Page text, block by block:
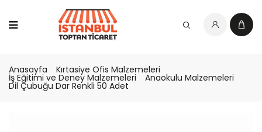
Anasayfa Kırtasiye Ofis Malzemeleri
İş Eğitimi ve Deney Malzemeleri Anaokulu Malzemeleri
Dil Çubuğu Dar Renkli 50 Adet